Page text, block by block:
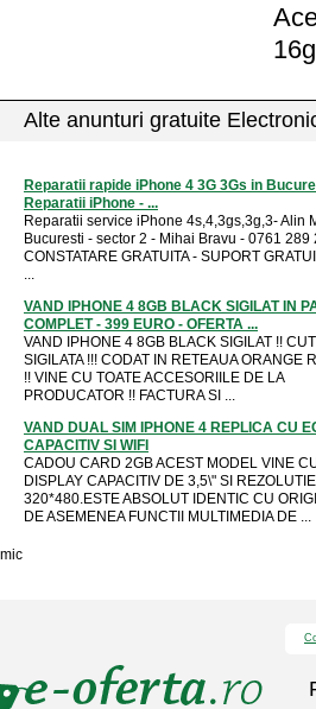
Alte anunturi gratuite
Reparatii rapide iPhone 4 3G 3Gs in
Reparatii iPhone - ...
Reparatii service iPhone 4s,4,3gs,3g,3- Alin
Bucuresti - sector 2 - Mihai Bravu - 0761 289
CONSTATARE GRATUITA - SUPORT
...
VAND IPHONE 4 8GB BLACK SIGILAT IN
COMPLET - 399 EURO - OFERTA ...
VAND IPHONE 4 8GB BLACK SIGILAT !!
SIGILATA !!! CODAT IN RETEAUA ORANGE
!! VINE CU TOATE ACCESORIILE DE LA
PRODUCATOR !! FACTURA SI ...
VAND DUAL SIM IPHONE 4 REPLICA CU
CAPACITIV SI WIFI
CADOU CARD 2GB ACEST MODEL VINE
DISPLAY CAPACITIV DE 3,5\" SI REZOLUTIE
320*480.ESTE ABSOLUT IDENTIC CU
DE ASEMENEA FUNCTII MULTIMEDIA DE ...
mic